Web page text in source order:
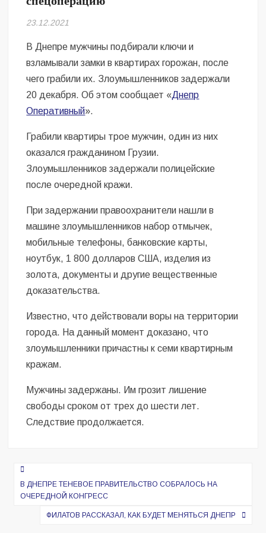
Безугла закликає валити Сирського
сучасну моду
Командувач ВМС Неїжпапа закликав не дестабілізувати ситуацію
навколо керівництва армії
23.12.2021
В Днепре мужчины подбирали ключи и
взламывали замки в квартирах горожан, после
чего грабили их. Злоумышленников задержали
20 декабря. Об этом сообщает «Днепр
Оперативный».
Грабили квартиры трое мужчин, один из них
оказался гражданином Грузии.
Злоумышленников задержали полицейские
после очередной кражи.
При задержании правоохранители нашли в
машине злоумышленников набор отмычек,
мобильные телефоны, банковские карты,
ноутбук, 1 800 долларов США, изделия из
золота, документы и другие вещественные
доказательства.
Известно, что действовали воры на территории
города. На данный момент доказано, что
злоумышленники причастны к семи квартирным
кражам.
Мужчины задержаны. Им грозит лишение
свободы сроком от трех до шести лет.
Следствие продолжается.
Навигация
по
записям
В ДНЕПРЕ ТЕНЕВОЕ ПРАВИТЕЛЬСТВО СОБРАЛОСЬ НА
ОЧЕРЕДНОЙ КОНГРЕСС
ФИЛАТОВ РАССКАЗАЛ, КАК БУДЕТ МЕНЯТЬСЯ ДНЕПР